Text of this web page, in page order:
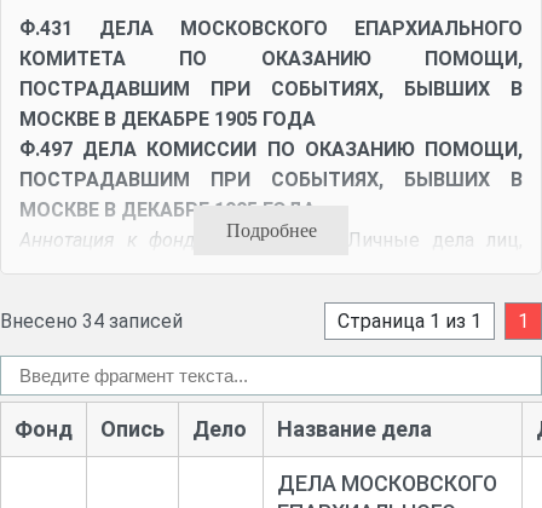
Ф.431
ДЕЛА МОСКОВСКОГО ЕПАРХИАЛЬНОГО
КОМИТЕТА ПО ОКАЗАНИЮ ПОМОЩИ,
ПОСТРАДАВШИМ ПРИ СОБЫТИЯХ, БЫВШИХ В
МОСКВЕ В ДЕКАБРЕ 1905 ГОДА
Ф.497 ДЕЛА КОМИССИИ ПО ОКАЗАНИЮ ПОМОЩИ,
ПОСТРАДАВШИМ ПРИ СОБЫТИЯХ, БЫВШИХ В
МОСКВЕ В ДЕКАБРЕ 1905 ГОДА
Аннотация к фондам 431 и 497
: Личные дела лиц,
пострадавших при "беспорядках" в Москве в дек.
1905 г. Дела о распределении денежных пособий
между пострадавшими во время столкновения
рабочих с казаками. Приходо-расходная книга.
(Центральные архивы Москвы. Путеводитель по
фондам. Вып. 3. С. 236)
Дела: о рассмотрении прошений, о
выдаче и об отказе в выдаче пособия пострадавшим
Подробнее
Внесено 34 записей Страница 1 из 1 1
Фонд Опись Дело Название дела
ДЕЛА МОСКОВСКОГО